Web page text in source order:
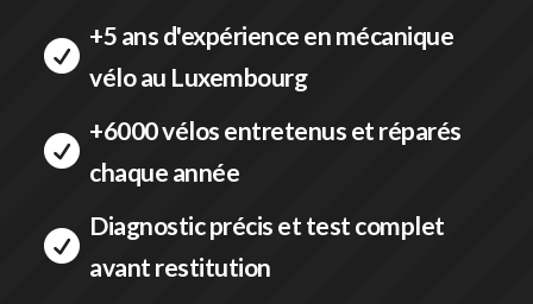

+5 ans d'expérience en mécanique
vélo au Luxembourg

+6000 vélos entretenus et réparés
chaque année

Diagnostic précis et test complet
avant restitution